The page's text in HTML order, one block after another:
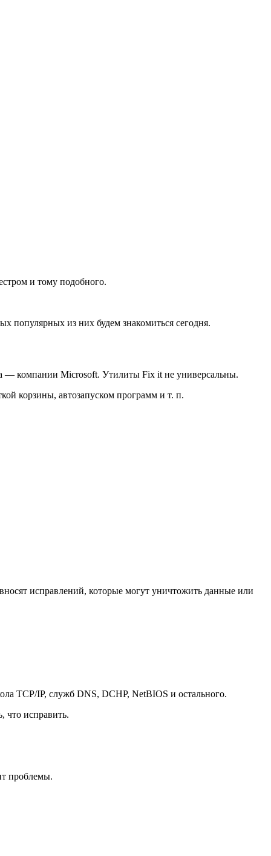
и тому подобного.
популярных из них будем знакомиться сегодня.
— компании Microsoft. Утилиты Fix it не универсальны.
корзины, автозапуском программ и т. п.
исправлений, которые могут уничтожить данные или
TCP/IP, служб DNS, DCHP, NetBIOS и остального.
что исправить.
проблемы.